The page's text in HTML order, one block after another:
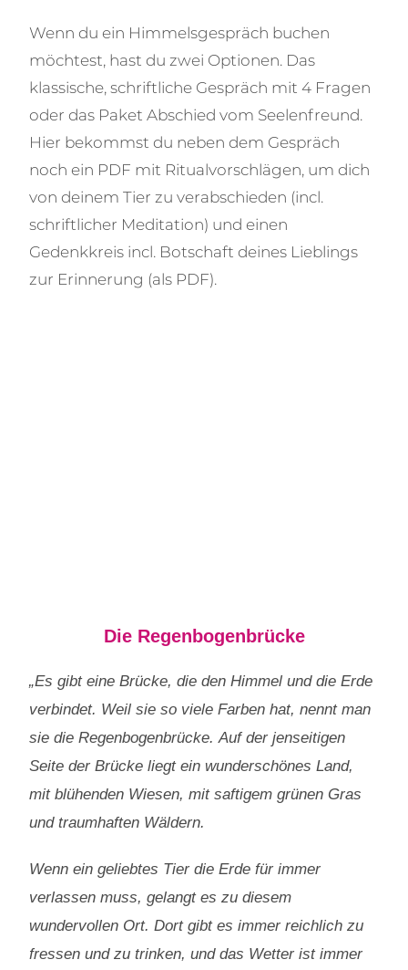
Wenn du ein Himmelsgespräch buchen
möchtest, hast du zwei Optionen. Das
klassische, schriftliche Gespräch mit 4 Fragen
oder das Paket Abschied vom Seelenfreund.
Hier bekommst du neben dem Gespräch
noch ein PDF mit Ritualvorschlägen, um dich
von deinem Tier zu verabschieden (incl.
schriftlicher Meditation) und einen
Gedenkkreis incl. Botschaft deines Lieblings
zur Erinnerung (als PDF).
Die Regenbogenbrücke
„Es gibt eine Brücke, die den Himmel und die Erde
verbindet. Weil sie so viele Farben hat, nennt man
sie die Regenbogenbrücke. Auf der jenseitigen
Seite der Brücke liegt ein wunderschönes Land,
mit blühenden Wiesen, mit saftigem grünen Gras
und traumhaften Wäldern.
Wenn ein geliebtes Tier die Erde für immer
verlassen muss, gelangt es zu diesem
wundervollen Ort. Dort gibt es immer reichlich zu
fressen und zu trinken, und das Wetter ist immer